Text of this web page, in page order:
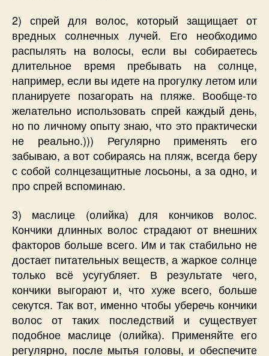
2) спрей для волос, который защищает от
вредных солнечных лучей. Его необходимо
распылять на волосы, если вы собираетесь
длительное время пребывать на солнце,
например, если вы идете на прогулку летом или
планируете позагорать на пляже. Вообще-то
желательно использовать спрей каждый день,
но по личному опыту знаю, что это практически
не реально.))) Регулярно применять его
забываю, а вот собираясь на пляж, всегда беру
с собой солнцезащитные лосьоны, а за одно, и
про спрей вспоминаю.
3) маслице (олийка) для кончиков волос.
Кончики длинных волос страдают от внешних
факторов больше всего. Им и так стабильно не
достает питательных веществ, а жаркое солнце
только всё усугубляет. В результате чего,
кончики выгорают и, что хуже всего, больше
секутся. Так вот, именно чтобы уберечь кончики
волос от таких последствий и существует
подобное маслице (олийка). Применяйте его
регулярно, после мытья головы, и обеспечите